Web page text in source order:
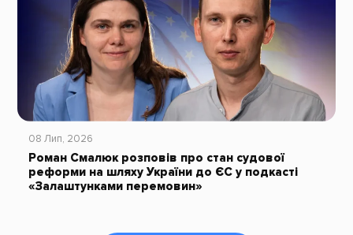
08 Лип, 2026
Роман Смалюк розповів про стан судової
реформи на шляху України до ЄС у подкасті
«Залаштунками перемовин»